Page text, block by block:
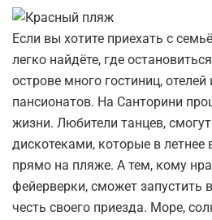
Если вы хотите приехать с
легко найдёте, где
острове много гостиниц,
пансионатов. На Санторини
жизни. Любители танцев,
дискотеками, которые в летнее
прямо на пляже. А тем, кому
фейерверки, сможет запустить
честь своего приезда. Море,